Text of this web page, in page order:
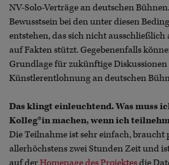
NV-Solo-Verträge an deutschen
Bewusstsein bei den unter diesen
entstehen, das sich nicht
auf Fakten stützt. Gegebenenfalls
Grundlage für zukünftige
Künstlerentlohnung an deutschen
Das klingt einleuchtend. Was muss
Kolleg*in machen, wenn ich
Die Teilnahme ist sehr einfach, braucht
allerhöchstens zwei Stunden Zeit und